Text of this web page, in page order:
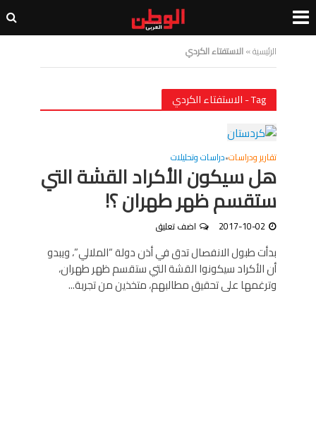
الرئيسية»الاستفتاء الكردي
Tag - الاستفتاء الكردي
تقارير ودراسات•دراسات وتحليلات
هل سيكون الأكراد القشة التي
ستقسم ظهر طهران ؟!
2017-10-02 اضف تعليق
بدأت طبول الانفصال تدق في أذن دولة “الملالي”، ويبدو
أن الأكراد سيكونوا القشة التي ستقسم ظهر طهران،
وترغمها على تحقيق مطالبهم، متخذين من تجربة...